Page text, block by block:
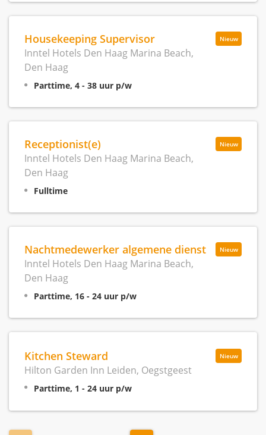
Nieuw
Housekeeping Supervisor
Inntel Hotels Den Haag Marina Beach,
Den Haag
Parttime, 4 - 38 uur p/w
Nieuw
Receptionist(e)
Inntel Hotels Den Haag Marina Beach,
Den Haag
Fulltime
Nieuw
Nachtmedewerker algemene dienst
Inntel Hotels Den Haag Marina Beach,
Den Haag
Parttime, 16 - 24 uur p/w
Nieuw
Kitchen Steward
Hilton Garden Inn Leiden, Oegstgeest
Parttime, 1 - 24 uur p/w